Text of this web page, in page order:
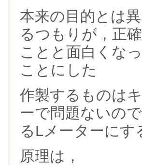
本来の目的とは
るつもりが，正
ことと面白くな
ことにした
作製するものは
ーで問題ないの
るLメーターにす
原理は，